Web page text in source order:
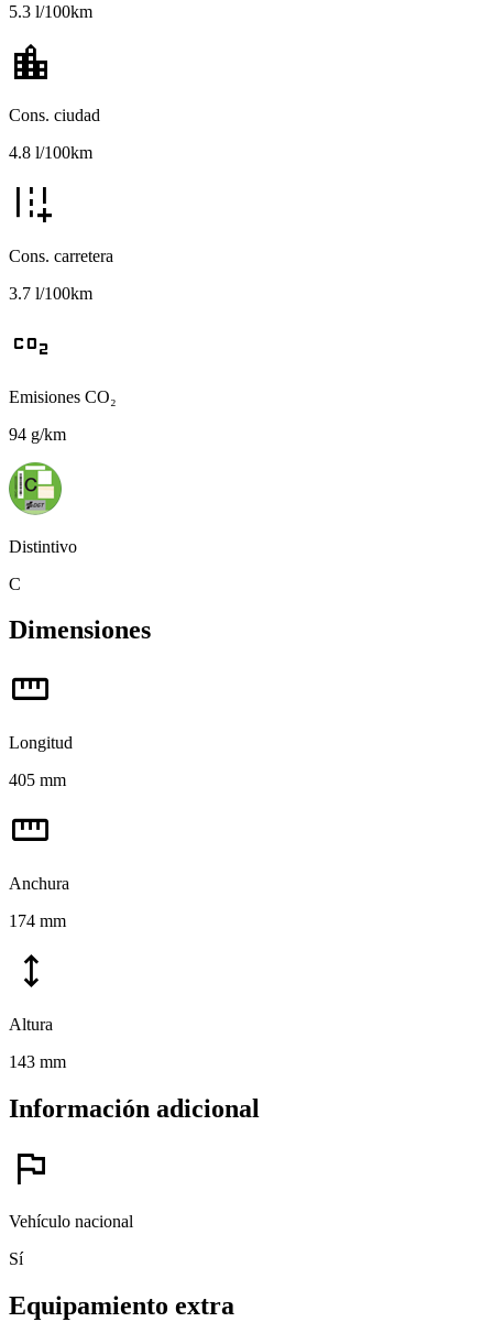
5.3 l/100km
location_city
Cons. ciudad
4.8 l/100km
add_road
Cons. carretera
3.7 l/100km
co2
Emisiones CO₂
94 g/km
Distintivo
C
Dimensiones
straighten
Longitud
405 mm
straighten
Anchura
174 mm
height
Altura
143 mm
Información adicional
flag
Vehículo nacional
Sí
Equipamiento extra